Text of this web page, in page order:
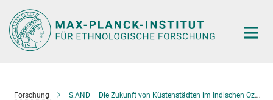
Hauptinhalt
Forschung S.AND – Die Zukunft von Küstenstädten im Indischen Ozean